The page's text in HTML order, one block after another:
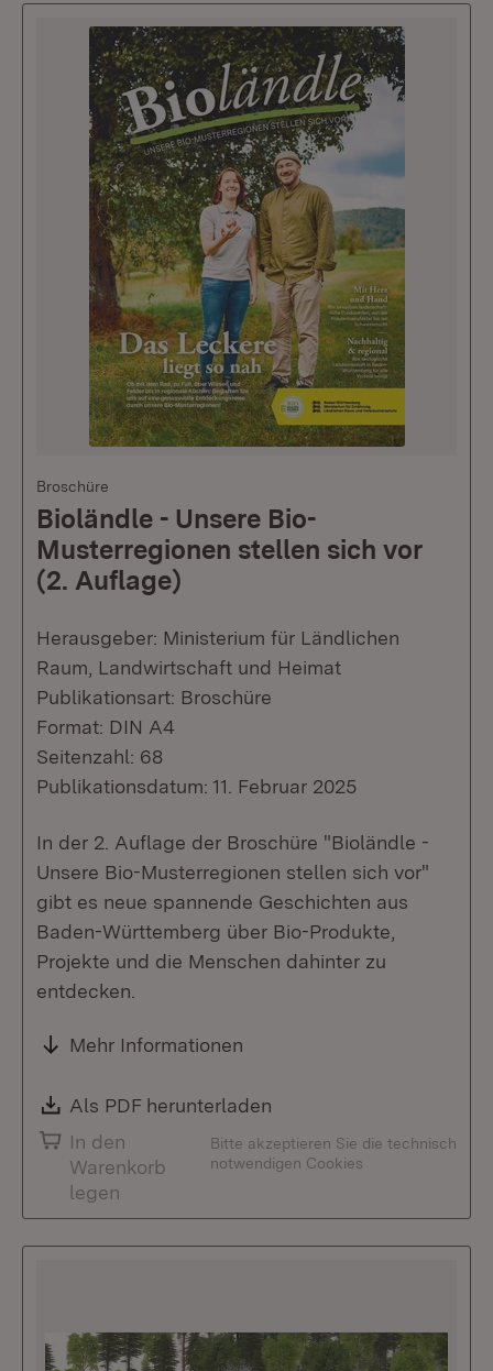
Broschüre
Bioländle - Unsere Bio-
Musterregionen stellen sich vor
(2. Auflage)
Herausgeber: Ministerium für Ländlichen
Raum, Landwirtschaft und Heimat
Publikationsart: Broschüre
Format: DIN A4
Seitenzahl: 68
Publikationsdatum: 11. Februar 2025
In der 2. Auflage der Broschüre "Bioländle -
Unsere Bio-Musterregionen stellen sich vor"
gibt es neue spannende Geschichten aus
Baden-Württemberg über Bio-Produkte,
Projekte und die Menschen dahinter zu
entdecken.
Mehr Informationen
Download:
Als PDF herunterladen
In den
Warenkorb
legen
Bitte akzeptieren Sie die technisch
notwendigen Cookies